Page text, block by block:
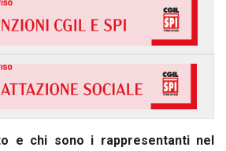
e chi sono i rappresentanti nel